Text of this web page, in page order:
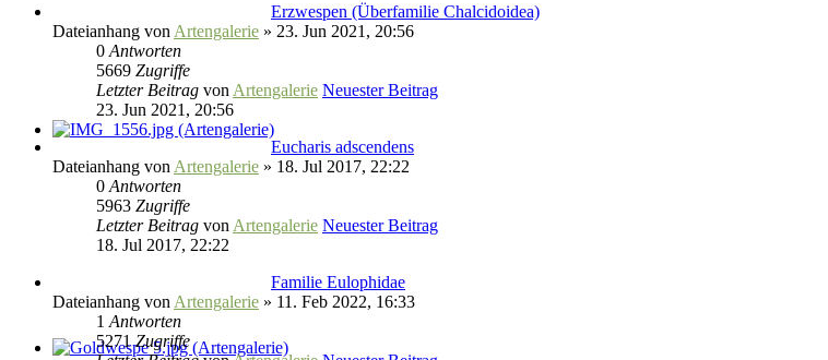
Erzwespen (Überfamilie Chalcidoidea)
Dateianhang von Artengalerie » 23. Jun 2021, 20:56
0 Antworten
5669 Zugriffe
Letzter Beitrag von Artengalerie Neuester Beitrag
23. Jun 2021, 20:56
Eucharis adscendens
Dateianhang von Artengalerie » 18. Jul 2017, 22:22
0 Antworten
5963 Zugriffe
Letzter Beitrag von Artengalerie Neuester Beitrag
18. Jul 2017, 22:22
Familie Eulophidae
Dateianhang von Artengalerie » 11. Feb 2022, 16:33
1 Antworten
5271Zugriffe